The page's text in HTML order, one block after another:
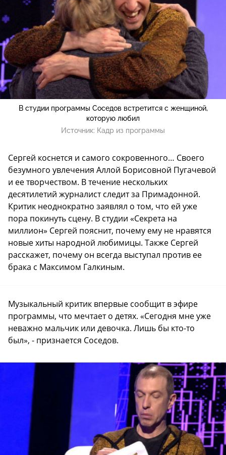
В студии программы Соседов встретится с женщиной,
которую любил
Источник: Кадр из программы
Сергей коснется и самого сокровенного… Своего
безумного увлечения Аллой Борисовной Пугачевой
и ее творчеством. В течение нескольких
десятилетий журналист следит за Примадонной.
Критик неоднократно заявлял о том, что ей уже
пора покинуть сцену. В студии «Секрета на
миллион» Сергей пояснит, почему ему не нравятся
новые хиты народной любимицы. Также Сергей
расскажет, почему он всегда выступал против ее
брака с Максимом Галкиным.
Музыкальный критик впервые сообщит в эфире
программы, что мечтает о детях. «Сегодня мне уже
неважно мальчик или девочка. Лишь бы кто-то
был», - признается Соседов.